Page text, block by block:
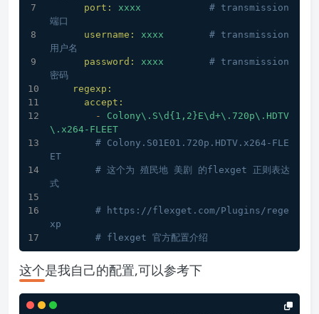
port:
xxxx
# transmission
端口
username:
xxxx
# transmission
用户名
password:
xxxx
# transmission
密码
regexp:
accept:
-
Colony\.S\d{1,2}E\d+\.720p\.HDTV
\.x264-FLEET
# Colony.S01E01.720p.HDTV.x264-FLE
ET
# 这个为 殖民地 美剧 的flexget 正则表达
式
# https://flexget.com/Plugins/rege
xp
# flexget 官方配置介绍
这个是我自己的配置,可以参考下